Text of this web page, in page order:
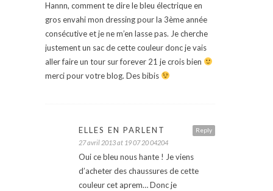
Hannn, comment te dire le bleu électrique en
gros envahi mon dressing pour la 3ème année
consécutive et je ne m’en lasse pas. Je cherche
justement un sac de cette couleur donc je vais
aller faire un tour sur forever 21 je crois bien
merci pour votre blog. Des bibis
Reply
ELLES EN PARLENT
27 avril 2013 at 19 07 20 04204
Oui ce bleu nous hante ! Je viens
d’acheter des chaussures de cette
couleur cet aprem… Donc je